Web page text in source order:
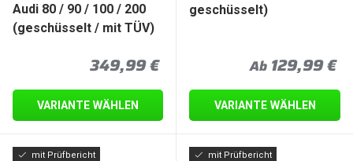
Audi 80 / 90 / 100 / 200
(geschüsselt / mit TÜV)
Normaler Preis
349,99 €
VARIANTE WÄHLEN
geschüsselt)
Normaler
Ab 129,99 €
VARIANTE WÄHLEN
mit Prüfbericht mit Prüfbericht